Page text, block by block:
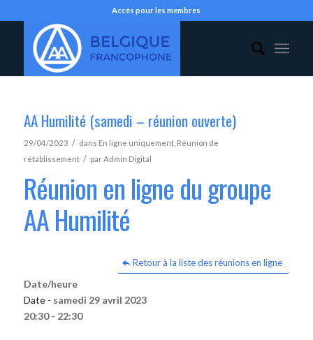
Accès pour les membres
AA Humilité (samedi – réunion ouverte)
29/04/2023 / dans En ligne uniquement, Réunion de
rétablissement / parAdmin Digital
Réunion en ligne du groupe
AA Humilité
Retour à la liste des réunions en ligne
Date/heure
Date - samedi 29 avril 2023
20:30 - 22:30